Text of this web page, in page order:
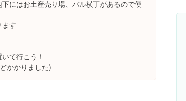
にはお土産売り場、バル横丁があるので便
ます
て行こう！
かかりました)